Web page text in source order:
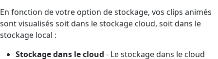
En fonction de votre option de stockage, vos clips animés
sont visualisés soit dans le stockage cloud, soit dans le
stockage local :
Stockage dans le cloud - Le stockage dans le cloud